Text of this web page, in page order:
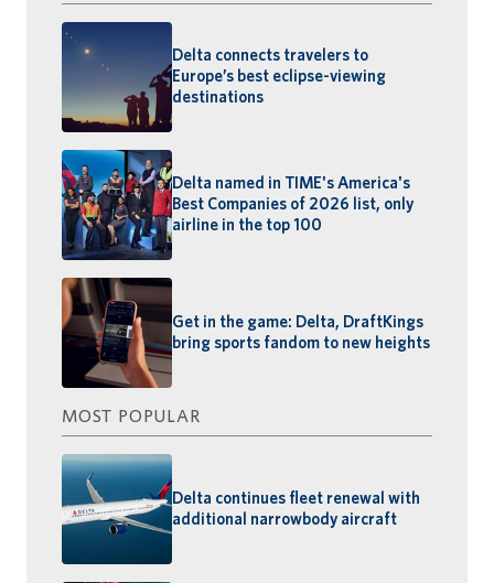
Delta connects travelers to
Europe’s best eclipse-viewing
destinations
Delta named in TIME's America's
Best Companies of 2026 list, only
airline in the top 100
Get in the game: Delta, DraftKings
bring sports fandom to new heights
MOST POPULAR
Delta continues fleet renewal with
additional narrowbody aircraft